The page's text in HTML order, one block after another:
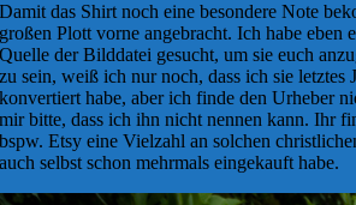
Damit das Shirt noch eine besondere Note
großen Plott vorne angebracht. Ich habe eben
Quelle der Bilddatei gesucht, um sie euch
zu sein, weiß ich nur noch, dass ich sie letztes
konvertiert habe, aber ich finde den Urheber
mir bitte, dass ich ihn nicht nennen kann. Ihr
bspw. Etsy eine Vielzahl an solchen
auch selbst schon mehrmals eingekauft habe.